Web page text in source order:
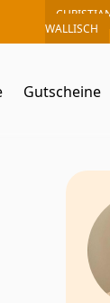
WALLISCH
Gutscheine